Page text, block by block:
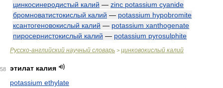
цинкосинеродистый калий — zinc potassium cyanide
бромноватистокислый калий — potassium hypobromite
ксантогеновокислый калий — potassium xanthogenate
пиросернистокислый калий — potassium pyrosulphite
Русско-английский научный словарь > цинковокислый калий
58
этилат калия
potassium ethylate